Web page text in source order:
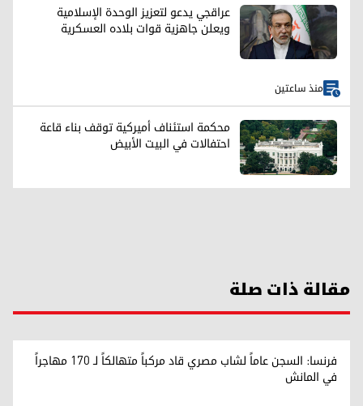
عراقجي يدعو لتعزيز الوحدة الإسلامية
ويعلن جاهزية قوات بلاده العسكرية
منذ ساعتين
محكمة استئناف أميركية توقف بناء قاعة
احتفالات في البيت الأبيض
مقالة ذات صلة
فرنسا: السجن عاماً لشاب مصري قاد مركباً متهالكاً لـ 170 مهاجراً
في المانش